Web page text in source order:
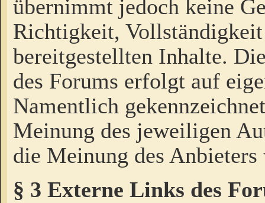
übernimmt jedoch keine
Richtigkeit,
bereitgestellten Inhalte.
des Forums erfolgt auf
Namentlich
Meinung des jeweiligen
die Meinung des Anbieters
§ 3 Externe Links des